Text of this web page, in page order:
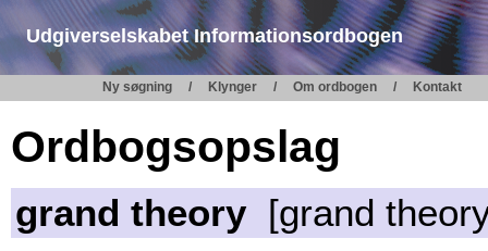
Udgiverselskabet Informationsordbogen
Ny søgning Klynger Om ordbogen Kontakt
Ordbogsopslag
grand theory[grand